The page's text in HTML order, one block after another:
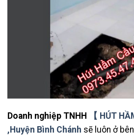
Doanh nghiệp TNHH
【 HÚT
,Huyện Bình Chánh sẽ luôn ở